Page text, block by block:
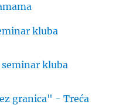
kluba
kluba
granica" - Treća